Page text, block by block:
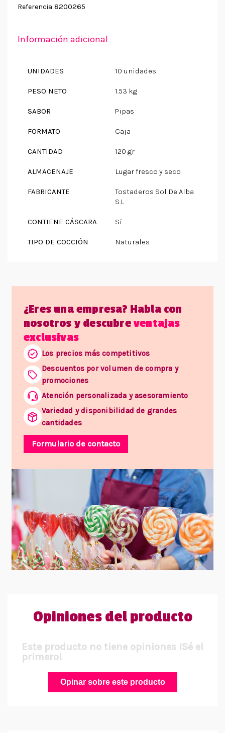
Referencia 8200265
Información adicional
UNIDADES 10 unidades
PESO NETO 1.53 kg
SABOR Pipas
FORMATO Caja
CANTIDAD 120 gr
ALMACENAJE Lugar fresco y seco
FABRICANTE
Tostaderos Sol De Alba
S.L
CONTIENE CÁSCARA Sí
TIPO DE COCCIÓN Naturales
¿Eres una empresa? Habla con
nosotros y descubreventajas
exclusivas
Los precios más competitivos
Descuentos por volumen de compra y
promociones
Atención personalizada y asesoramiento
Variedad y disponibilidad de grandes
cantidades
Formulario de contacto
Opiniones del producto
Este producto no tiene opiniones ¡Sé el
primero!
Opinar sobre este producto